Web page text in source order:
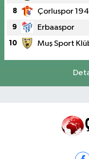
8 Çorluspor
9 Erbaaspor
10 Muş Sport